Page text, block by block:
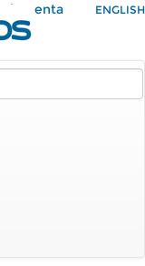
Mi Cuenta ENGLISH